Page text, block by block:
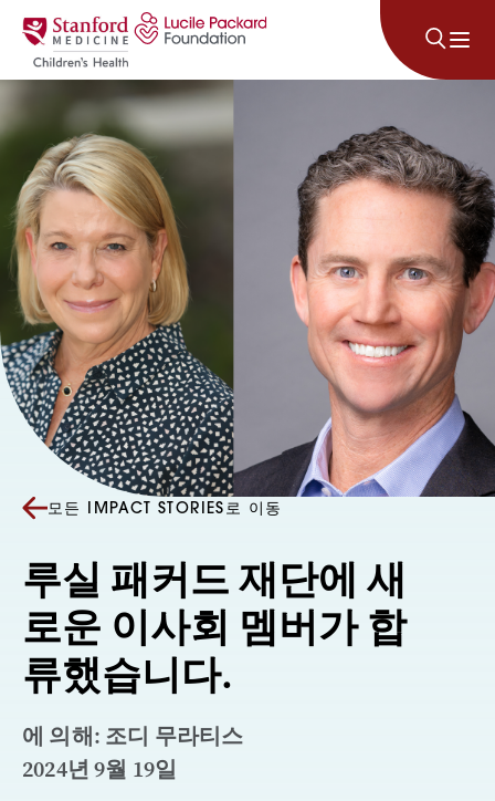
콘텐츠로 건너뛰기
모든 IMPACT STORIES로 이동
루실 패커드 재단에 새
로운 이사회 멤버가 합
류했습니다.
에 의해: 조디 무라티스
2024년 9월 19일